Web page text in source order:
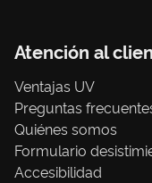
Atención al
Ventajas UV
Preguntas
Quiénes somos
Formulario
Accesibilidad